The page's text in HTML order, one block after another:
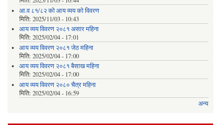
आ.व ८१/८२ को आय व्यय को विवरण
मिति: 2025/11/03 - 10:43
आय व्यय विवरण २०८१ असार महिना
मिति: 2025/02/04 - 17:01
आय व्यय विवरण २०८१ जेठ महिना
मिति: 2025/02/04 - 17:00
आय व्यय विवरण २०८१ बैसाख महिना
मिति: 2025/02/04 - 17:00
आय व्यय विवरण २०८० चैत्र महिना
मिति: 2025/02/04 - 16:59
अन्य